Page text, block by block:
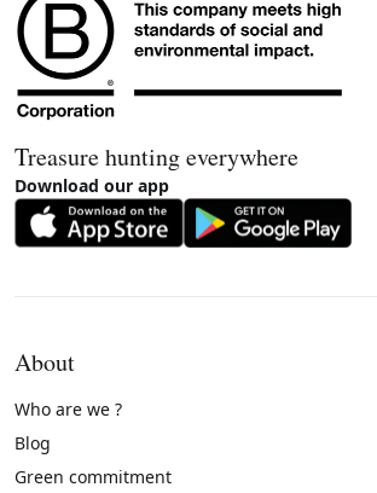
Treasure hunting everywhere
Download our app
About
Who are we ?
Blog
Green commitment